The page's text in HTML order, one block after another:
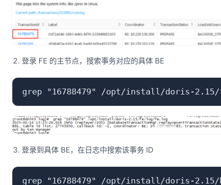
登录 FE 的主节点，搜索事务对应的具体 BE
登录到具体 BE，在日志中搜索该事务 ID